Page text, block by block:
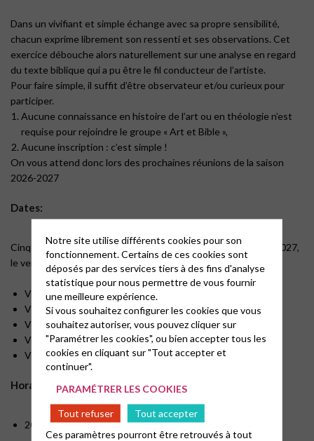
Dans un vivifiant et simple échange avec sa propre sensibilité,
chacun exprime librement son ressenti et ses observations. Cet
exercice débouche alors naturellement sur une analyse en regard
du texte biblique qui a pu être le fil conducteur de l’artiste.
Pour faire simple, il suffit d’être observateur et/ou curieux pour
participer.
Aucune connaissance en histoire de l’art ou en théologie n’est
requise pour rejoindre le groupe « Art et Bible »,
Aucune inscription : c’est simple !
On vous attend donc lors des prochaines réunions de la saison
2026-2027
Dates:
Cinq rencontres sont prévues entre septembre 2026 et mai 2027,
le vendredi à 20h dans la bibliothèque du Temple.
Vendredi 25 septembre 2026
Vendredi 20 novembre 2026
Vendredi 29 janvier 2027
Vendredi 19 mars 2027
Vendredi 28 mai 2027
Horaire :
20h
Notre site utilise différents cookies pour son
fonctionnement. Certains de ces cookies sont
déposés par des services tiers à des fins d'analyse
statistique pour nous permettre de vous fournir
une meilleure expérience.
Si vous souhaitez configurer les cookies que vous
souhaitez autoriser, vous pouvez cliquer sur
"Paramétrer les cookies", ou bien accepter tous les
cookies en cliquant sur "Tout accepter et
continuer".
PARAMÉTRER LES COOKIES
Tout refuser
Tout accepter
Ces paramètres pourront être retrouvés à tout